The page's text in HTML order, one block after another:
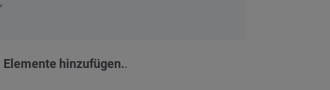
Elemente hinzufügen..